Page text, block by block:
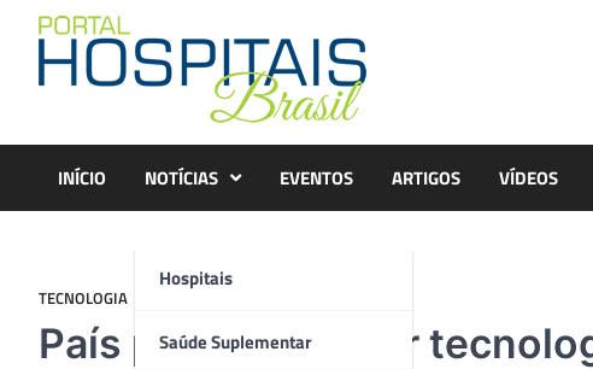
content
INÍCIO NOTÍCIAS
Hospitais
Saúde Suplementar
EVENTOS ARTIGOS VÍDEOS
TECNOLOGIA
País precisa utilizar